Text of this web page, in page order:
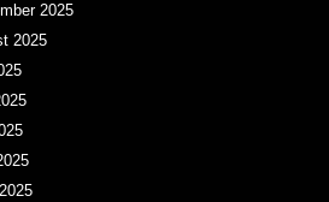
2025
2025